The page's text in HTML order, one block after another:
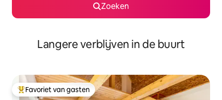
Zoeken
Langere verblijven in de buurt
Topfavoriet van gasten
Favoriet van gasten